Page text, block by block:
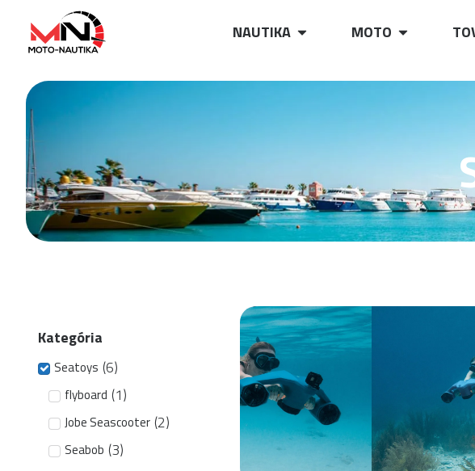
NAUTIKA MOTO
Kategória
Seatoys (6)
flyboard (1)
Jobe Seascooter (2)
Seabob (3)